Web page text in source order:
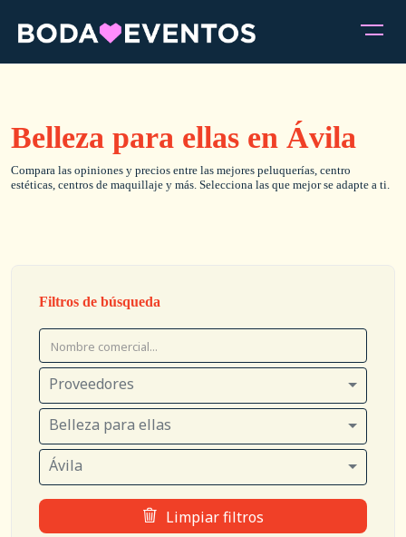
Belleza para ellas en Ávila
Compara las opiniones y precios entre las mejores peluquerías, centro
estéticas, centros de maquillaje y más. Selecciona las que mejor se adapte a ti.
Filtros de búsqueda
Proveedores
Belleza para ellas
Ávila
Limpiar filtros